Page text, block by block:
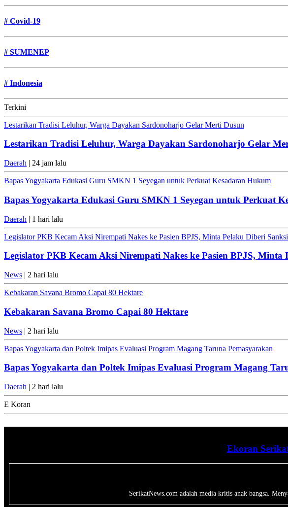
# Covid-19
# SUMENEP
# Indonesia
Terkini
Lestarikan Tradisi Leluhur, Warga Dayakan Sardonoharjo Gelar Merti Dusun
Lestarikan Tradisi Leluhur, Warga Dayakan Sardonoharjo Gelar
Daerah | 24 jam lalu
Bapas Yogyakarta Edukasi Guru SMKN 1 Seyegan untuk Perkuat Kesadaran Hukum
Bapas Yogyakarta Edukasi Guru SMKN 1 Seyegan untuk Perkuat
Daerah | 1 hari lalu
Legislator PKB Kecam Aksi Nirempati Nakes ke Pasien BPJS, Minta Pelaku Diberi
Legislator PKB Kecam Aksi Nirempati Nakes ke Pasien BPJS, Minta
News | 2 hari lalu
Kebakaran Savana Bromo Capai 80 Hektare
Kebakaran Savana Bromo Capai 80 Hektare
News | 2 hari lalu
Bapas Yogyakarta dan Poltek Imipas Evaluasi Program Magang Taruna Pemasyarakan
Bapas Yogyakarta dan Poltek Imipas Evaluasi Program Magang
Daerah | 2 hari lalu
E Koran
Ekoran
SerikatNews.com adalah media kritis anak bangsa.